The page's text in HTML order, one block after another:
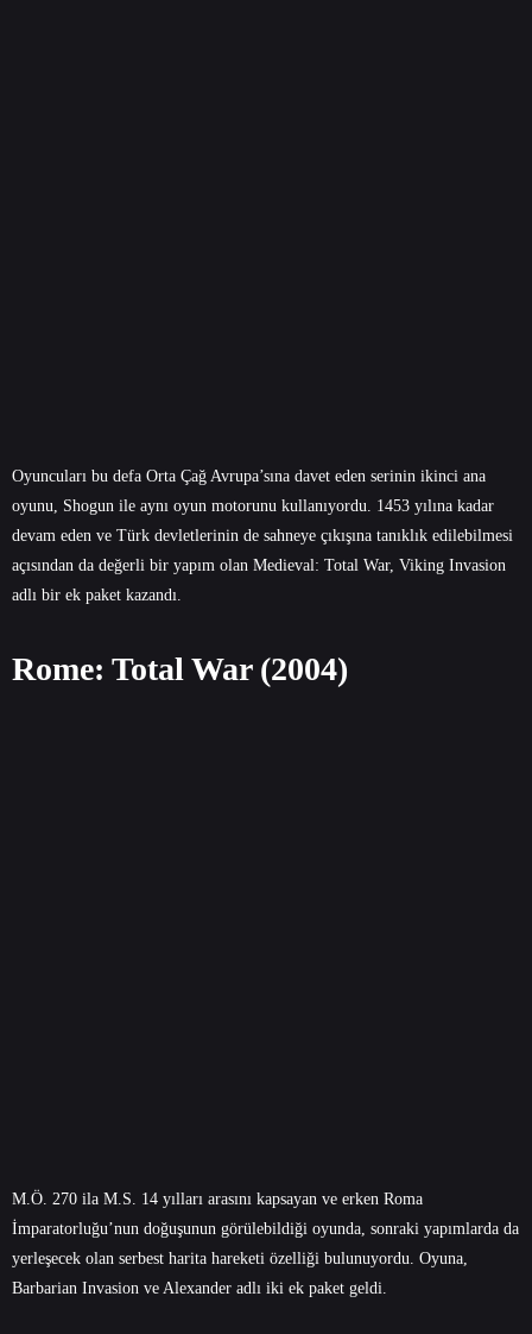
Oyuncuları bu defa Orta Çağ Avrupa’sına davet eden serinin ikinci ana
oyunu, Shogun ile aynı oyun motorunu kullanıyordu. 1453 yılına kadar
devam eden ve Türk devletlerinin de sahneye çıkışına tanıklık edilebilmesi
açısından da değerli bir yapım olan Medieval: Total War, Viking Invasion
adlı bir ek paket kazandı.
Rome: Total War (2004)
M.Ö. 270 ila M.S. 14 yılları arasını kapsayan ve erken Roma
İmparatorluğu’nun doğuşunun görülebildiği oyunda, sonraki yapımlarda da
yerleşecek olan serbest harita hareketi özelliği bulunuyordu. Oyuna,
Barbarian Invasion ve Alexander adlı iki ek paket geldi.